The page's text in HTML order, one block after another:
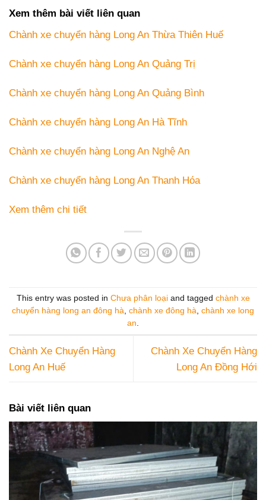
Xem thêm bài viết liên quan
Chành xe chuyển hàng Long An Thừa Thiên Huế
Chành xe chuyển hàng Long An Quảng Trị
Chành xe chuyển hàng Long An Quảng Bình
Chành xe chuyển hàng Long An Hà Tĩnh
Chành xe chuyển hàng Long An Nghệ An
Chành xe chuyển hàng Long An Thanh Hóa
Xem thêm chi tiết
This entry was posted in Chưa phân loạiand tagged chành xe
chuyển hàng long an đông hà chành xe đông hà chành xe long
an
Chành Xe Chuyển Hàng
Long An Huế
Chành Xe Chuyển Hàng
Long An Đồng Hới
Bài viết liên quan